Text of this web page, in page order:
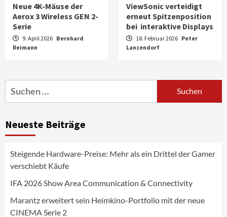
Neue 4K-Mäuse der
Aerox 3 Wireless GEN 2-
Serie
9. April 2026 Bernhard
Reimann
ViewSonic verteidigt
erneut Spitzenposition
bei interaktive Displays
18. Februar 2026 Peter
Lanzendorf
Suchen
nach:
Neueste Beiträge
Steigende Hardware-Preise: Mehr als ein Drittel der Gamer
verschiebt Käufe
IFA 2026 Show Area Communication & Connectivity
Marantz erweitert sein Heimkino-Portfolio mit der neue
CINEMA Serie 2
4
News aus dem Internet
Fernsehgeräte
5
NIQ kehrt zur IFA 2026 zurück und prägt
die Branchendebatte